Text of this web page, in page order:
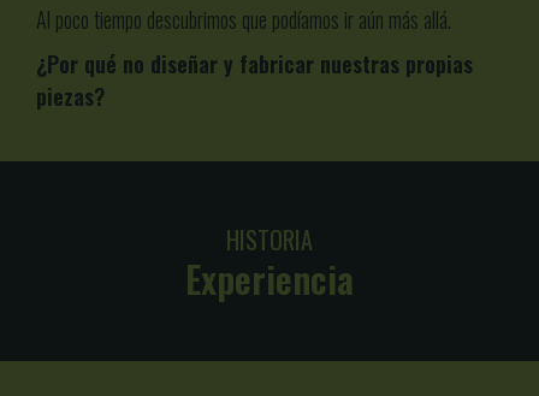
Al poco tiempo descubrimos que podíamos ir aún más allá.
¿Por qué no diseñar y fabricar nuestras propias
piezas?
HISTORIA
Experiencia